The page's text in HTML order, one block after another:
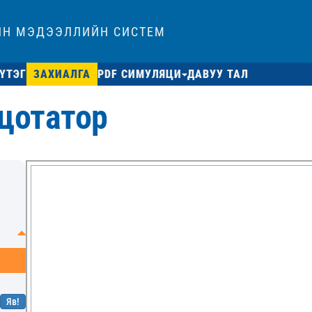
МЭДЭЭЛЛИЙН СИСТЕМ
ЗАХИАЛГА PDF СИМУЛЯЦИ ДАВУУ ТАЛ
Яв!